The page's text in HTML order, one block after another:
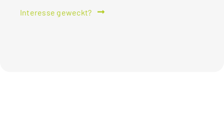
Interesse geweckt?